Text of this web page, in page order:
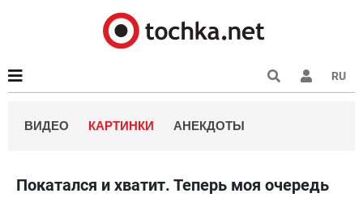
RU
ВИДЕО КАРТИНКИ АНЕКДОТЫ
Покатался и хватит. Теперь моя очередь